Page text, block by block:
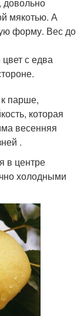
мякотью. А
форму. Вес до
с едва
парше,
которая
весенняя
.
в центре
холодными